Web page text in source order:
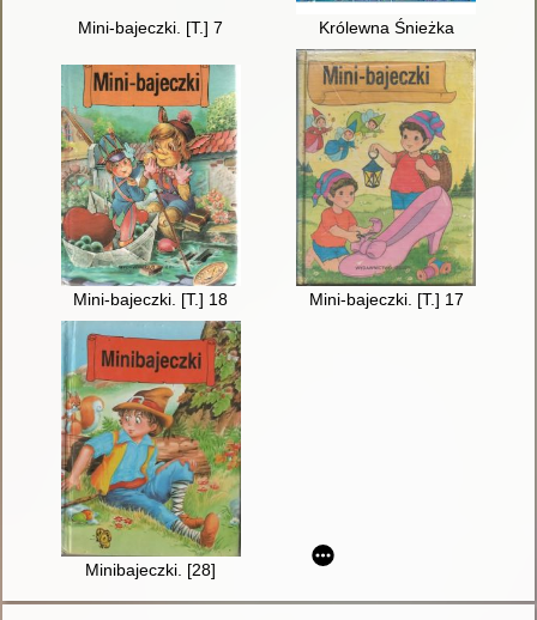
Mini-bajeczki. [T.] 7 Królewna Śnieżka
Mini-bajeczki. [T.] 18 Mini-bajeczki. [T.] 17
Minibajeczki. [28]